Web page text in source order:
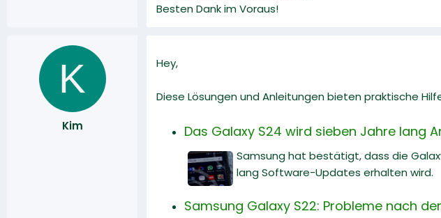
Besten Dank im Voraus!
K
Kim
Hey,
Diese Lösungen und Anleitungen bieten praktische
Das Galaxy S24 wird sieben Jahre lang
Samsung hat bestätigt, dass die
lang Software-Updates erhalten wird.
Samsung Galaxy S22: Probleme nach